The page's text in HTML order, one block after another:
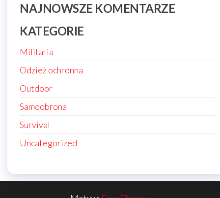
NAJNOWSZE KOMENTARZE
KATEGORIE
Militaria
Odzież ochronna
Outdoor
Samoobrona
Survival
Uncategorized